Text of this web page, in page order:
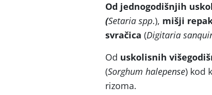
Od jednogodišnjih
(Setaria spp.), mišji
svračica (Digitaria
Od uskolisnih
(Sorghum halepense) kod
rizoma.